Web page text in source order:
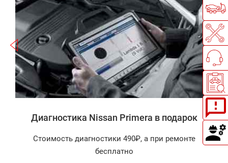
Записаться
Диагностика Nissan Primera в подарок
Стоимость диагностики 490₽, а при ремонте
бесплатно